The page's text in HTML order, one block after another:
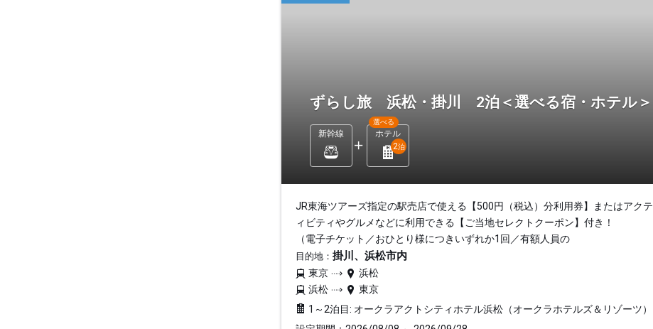
ずらし旅 浜松・掛川 2泊＜選べる宿・ホテル＞
新幹線 ホテル
選べる
2泊
JR東海ツアーズ指定の駅売店で使える【500円（税込）分利用券】またはアクテ
ィビティやグルメなどに利用できる【ご当地セレクトクーポン】付き！
（電子チケット／おひとり様につきいずれか1回／有額人員の
目的地： 掛川、浜松市内
東京
浜松
浜松
東京
1～2泊目: オークラアクトシティホテル浜松（オークラホテルズ＆リゾーツ）